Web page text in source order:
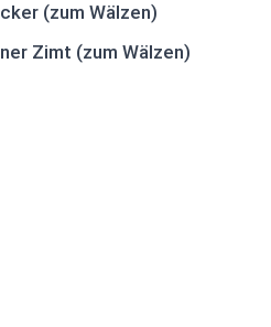
(zum Wälzen)
Zimt (zum Wälzen)